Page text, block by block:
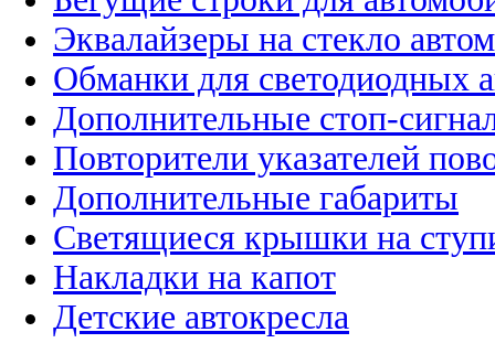
Эквалайзеры на стекло
Обманки для светодиодных
Дополнительные стоп-
Повторители указателей
Дополнительные габариты
Светящиеся крышки на
Накладки на капот
Детские автокресла